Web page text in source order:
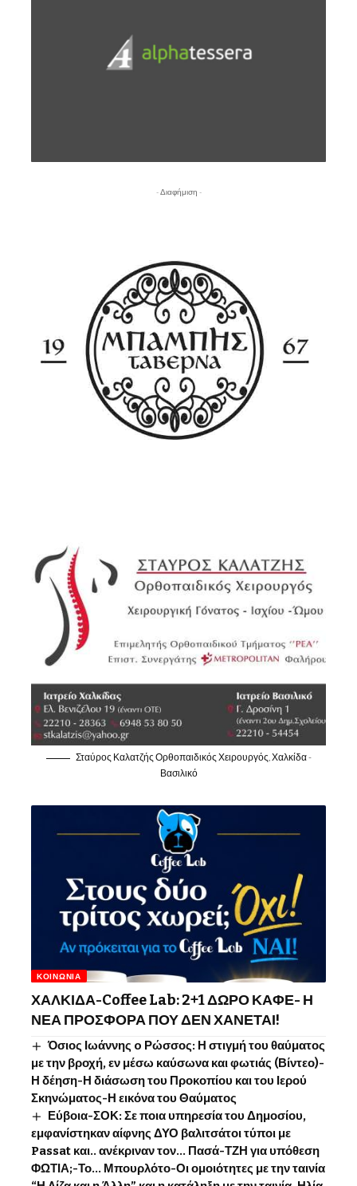
- Διαφήμιση -
Σταύρος Καλατζής Ορθοπαιδικός Χειρουργός, Χαλκίδα -
Βασιλικό
ΚΟΙΝΩΝΊΑ
ΧΑΛΚΙΔΑ-Coffee Lab: 2+1 ΔΩΡΟ ΚΑΦΕ- Η
ΝΕΑ ΠΡΟΣΦΟΡΑ ΠΟΥ ΔΕΝ ΧΑΝΕΤΑΙ!
Όσιος Ιωάννης o Ρώσσος: Η στιγμή του θαύματος
με την βροχή, εν μέσω καύσωνα και φωτιάς (Βίντεο)-
Η δέηση-Η διάσωση του Προκοπίου και του Ιερού
Σκηνώματος-Η εικόνα του Θαύματος
Εύβοια-ΣΟΚ: Σε ποια υπηρεσία του Δημοσίου,
εμφανίστηκαν αίφνης ΔΥΟ βαλιτσάτοι τύποι με
Passat και.. ανέκριναν τον… Πασά-ΤΖΗ για υπόθεση
ΦΩΤΙΑ;-Το… Μπουρλότο-Οι ομοιότητες με την ταινία